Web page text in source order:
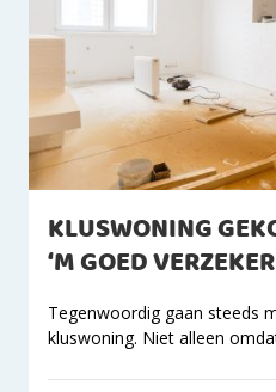
KLUSWONING
‘M GOED
Tegenwoordig gaan steeds
kluswoning. Niet alleen